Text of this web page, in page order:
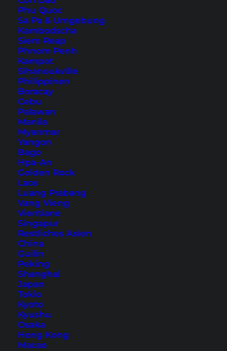
Phu Quoc
Sa Pa & Umgebung
Kambodscha
Siem Reap
Phnom Penh
Kampot
Sihanoukville
Philippinen
Boracay
Cebu
Palawan
Manila
Myanmar
Yangon
Bago
Hpa-An
Golden Rock
Laos
Luang Prabang
Vang Vieng
Vientiane
Singapur
Restliches Asien
China
Guilin
Peking
Shanghai
Japan
Tokio
Kyoto
Kyushu
Osaka
Hong Kong
Macao
Wir wünschen dir viel Spaß mit dem Video!
Wenn dir unsere Reisevideos gefallen, dann
schau doch auf unserem
und abonniere ihn am besten, um keine
zukünftigen Videos aus Südostasien zu
verpassen.
Übrigens: Sightseeing-Tipps zu Ho Chi Minh City
findest du in unserem Artikel:
Reise nach Ho Chi Minh City